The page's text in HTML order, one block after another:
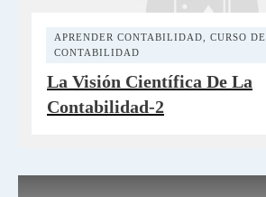
APRENDER CONTABILIDAD
CURSO DE
CONTABILIDAD
La Visión Científica De La
Contabilidad-2